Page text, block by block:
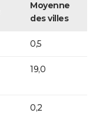
Moyenne
des villes
0,5
19,0
0,2